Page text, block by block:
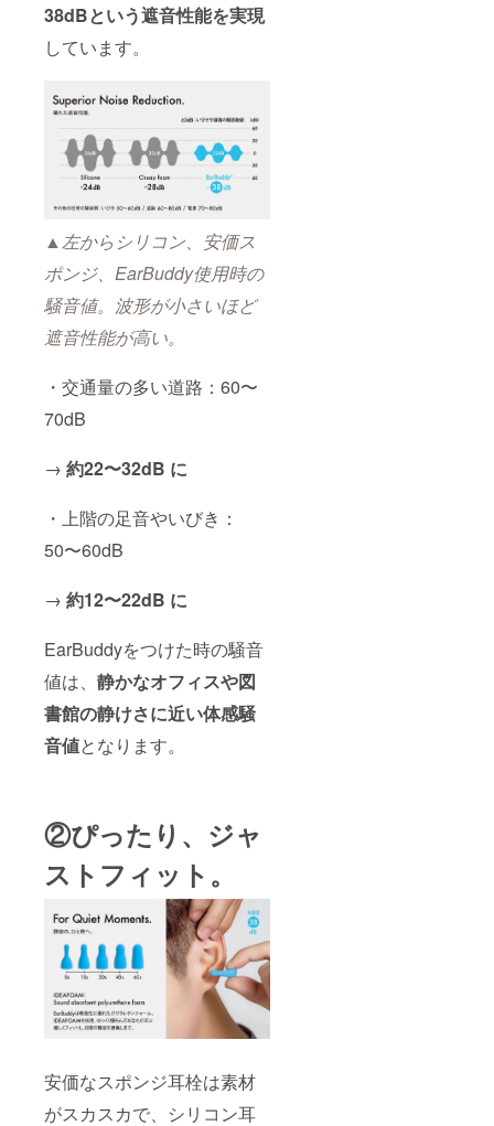
38dBという遮音性能を実現
しています。
▲左からシリコン、安価ス
ポンジ、EarBuddy使用時の
騒音値。 波形が小さいほど
遮音性能が高い。
・交通量の多い道路：60〜
70dB
→ 約22〜32dB に
・上階の足音やいびき：
50〜60dB
→ 約12〜22dB に
EarBuddyをつけた時の騒音
値は、 静かなオフィスや図
書館の静けさに近い体感騒
音値となります。
②ぴったり、ジャ
ストフィット。
安価なスポンジ耳栓は素材
がスカスカで、シリコン耳